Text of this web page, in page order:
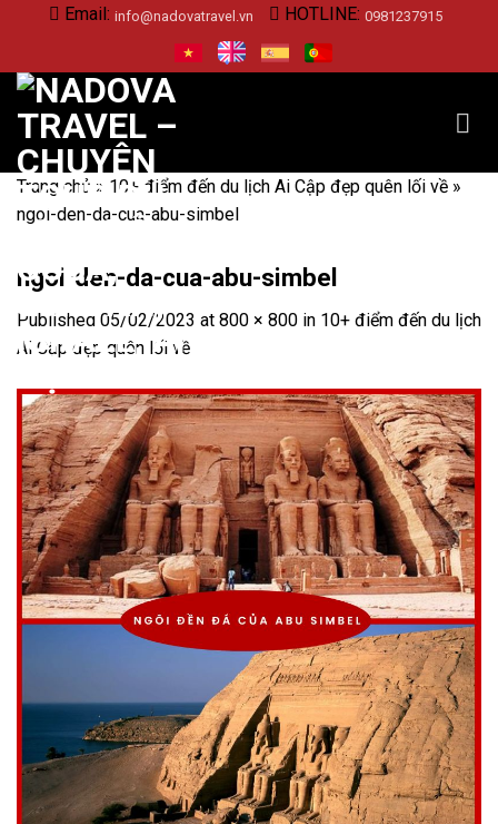
content
Email: info@nadovatravel.vn HOTLINE: 0981237915
Trang chủ » 10+ điểm đến du lịch Ai Cập đẹp quên lối về »
ngoi-den-da-cua-abu-simbel
ngoi-den-da-cua-abu-simbel
Published 05/02/2023 at 800 × 800 in 10+ điểm đến du lịch
Ai Cập đẹp quên lối về